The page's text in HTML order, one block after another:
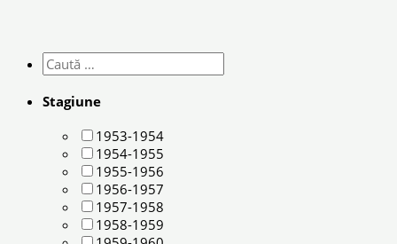
Stagiune
1953-1954
1954-1955
1955-1956
1956-1957
1957-1958
1958-1959